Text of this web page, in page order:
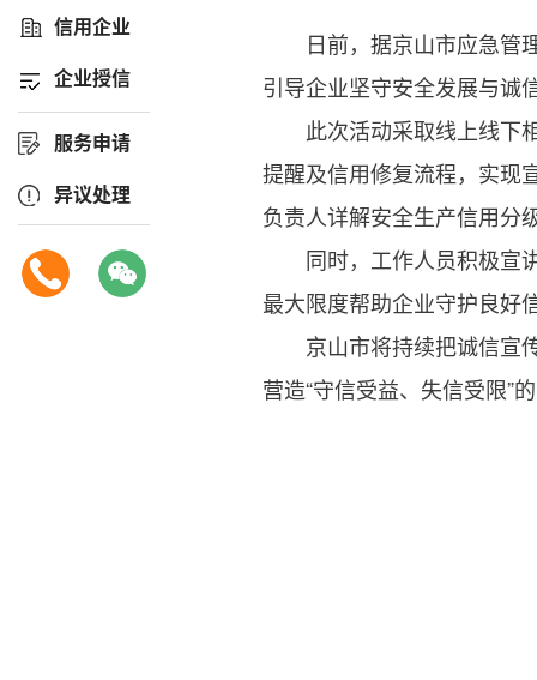
日前，据京山市应急管
引导企业坚守安全发展与诚
此次活动采取线上线下相
提醒及信用修复流程，实现
负责人详解安全生产信用分
同时，工作人员积极宣讲
最大限度帮助企业守护良好
京山市将持续把诚信宣传
营造“守信受益、失信受限”
信用企业
企业授信
服务申请
异议处理